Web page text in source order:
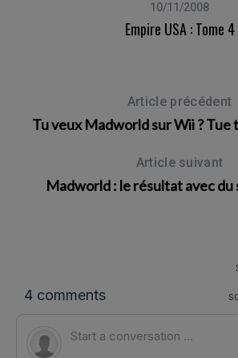
10/11/2008
Empire USA : Tome 4
Article précédent
Tu veux Madworld sur Wii ? Tue
Article suivant
Madworld : le résultat avec du